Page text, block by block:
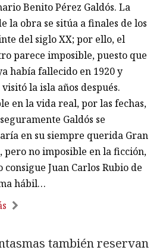
Benito Pérez Galdós. La
la obra se sitúa a finales de los
del siglo XX; por ello, el
parece imposible, puesto que
había fallecido en 1920 y
la isla años después.
en la vida real, por las fechas,
Galdós se
en su siempre querida Gran
pero no imposible en la ficción,
consigue Juan Carlos Rubio de
hábil…
también reservan